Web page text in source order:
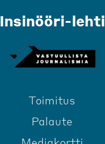
Insinööri-lehti
Toimitus
Palaute